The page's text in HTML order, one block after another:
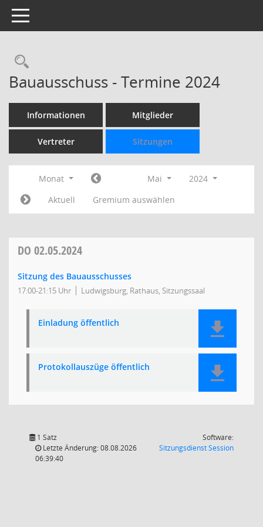
Toggle navigation
Rechercheauswahl
Bauausschuss - Termine 2024
Informationen Mitglieder
Vertreter Sitzungen
Monat Mai
2024
Aktuell
Gremium auswählen
DO 02.05.2024
Sitzung des Bauausschusses
17:00-21:15 Uhr Ludwigsburg, Rathaus, Sitzungssaal
Einladung öffentlich
Protokollauszüge öffentlich
1 Satz
Letzte Änderung: 08.08.2026
06:39:40
Software:
SitzungsdienstSession(Wird in